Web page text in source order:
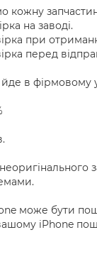
кожну
на заводі.
при
перед
в фірмовому
може бути
iPhone